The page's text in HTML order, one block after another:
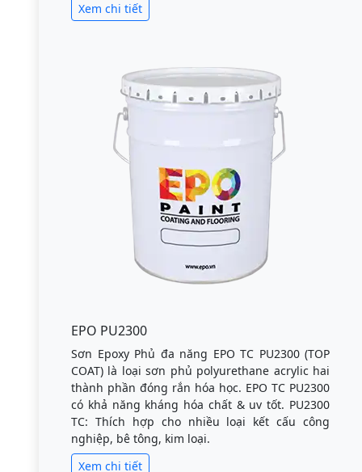
Xem chi tiết
EPO PU2300
Sơn Epoxy Phủ đa năng EPO TC PU2300 (TOP
COAT) là loại sơn phủ polyurethane acrylic hai
thành phần đóng rắn hóa học. EPO TC PU2300
có khả năng kháng hóa chất & uv tốt. PU2300
TC: Thích hợp cho nhiều loại kết cấu công
nghiệp, bê tông, kim loại.
Xem chi tiết